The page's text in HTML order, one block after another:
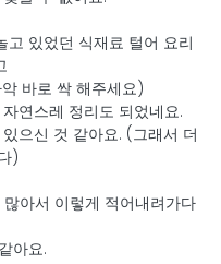
있었던 식재료 털어 요리
바로 싹 해주세요)
연스레 정리도 되었네요.
으신 것 같아요. (그래서 더
)
아서 이렇게 적어내려가다
아요.